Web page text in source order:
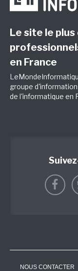
Le site le
en France
groupe
de l'informatique en
NOUS CONTACTER